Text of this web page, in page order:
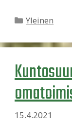
Kategoriat
Yleinen
15.4.2021